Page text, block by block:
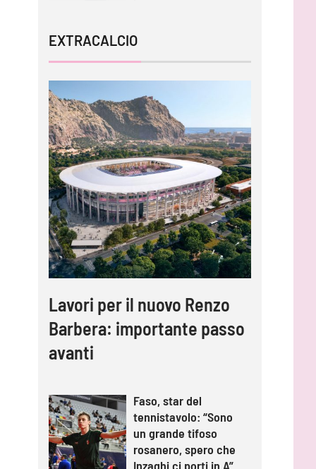
EXTRACALCIO
Lavori per il nuovo Renzo
Barbera: importante passo
avanti
Faso, star del
tennistavolo: “Sono
un grande tifoso
rosanero, spero che
Inzaghi ci porti in A”